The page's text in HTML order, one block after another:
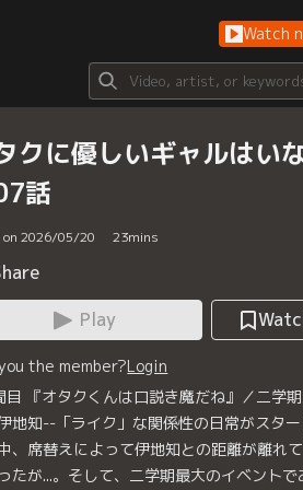
Watch
クに優しいギャルはい
話
2026/05/20 23mins
Play
the member?Login
目 『オタクくんは口説き魔だね』／二学
地知--「ライク」な関係性の日常がスタ
、席替えによって伊地知との距離が離れ
たが...。そして、二学期最大のイベントで